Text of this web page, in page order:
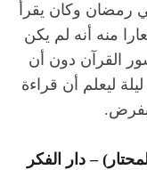
رمضان وكان يقرأ
منه أنه لم يكن
القرآن دون أن
ليعلم أن قراءة
– دار الفكر